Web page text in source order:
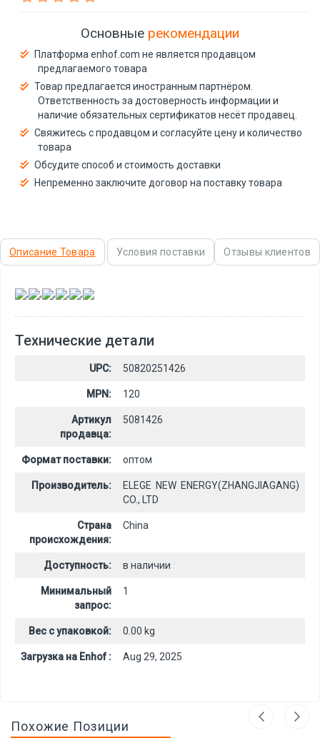
Основные рекомендации
Платформа enhof.com не является продавцом
предлагаемого товара
Товар предлагается иностранным партнёром.
Ответственность за достоверность информации и
наличие обязательных сертификатов несёт продавец.
Свяжитесь с продавцом и согласуйте цену и количество
товара
Обсудите способ и стоимость доставки
Непременно заключите договор на поставку товара
Описание Товара Условия поставки Отзывы клиентов
, , , , ,
Технические детали
UPC: 50820251426
MPN: 120
Артикул
продавца:
5081426
Формат поставки: оптом
Производитель:
ELEGE NEW ENERGY(ZHANGJIAGANG)
CO., LTD
Страна
происхождения:
China
Доступность: в наличии
Минимальный
запрос:
1
Вес с упаковкой: 0.00 kg
Загрузка на Enhof : Aug 29, 2025
Похожие Позиции